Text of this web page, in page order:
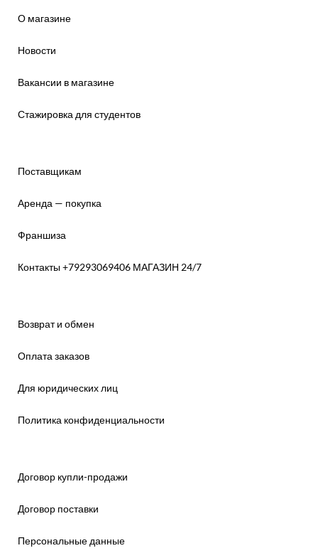
О магазине
Новости
Вакансии в магазине
Стажировка для студентов
Поставщикам
Аренда — покупка
Франшиза
Контакты +79293069406 МАГАЗИН 24/7
Возврат и обмен
Оплата заказов
Для юридических лиц
Политика конфиденциальности
Договор купли-продажи
Договор поставки
Персональные данные